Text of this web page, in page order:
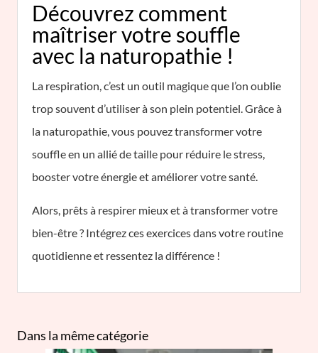
Découvrez comment
maîtriser votre souffle
avec la naturopathie !
La respiration, c’est un outil magique que l’on oublie
trop souvent d’utiliser à son plein potentiel. Grâce à
la naturopathie, vous pouvez transformer votre
souffle en un allié de taille pour réduire le stress,
booster votre énergie et améliorer votre santé.
Alors, prêts à respirer mieux et à transformer votre
bien-être ? Intégrez ces exercices dans votre routine
quotidienne et ressentez la différence !
Dans la même catégorie